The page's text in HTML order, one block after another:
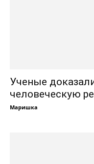
Ученые
человеческую
Маришка